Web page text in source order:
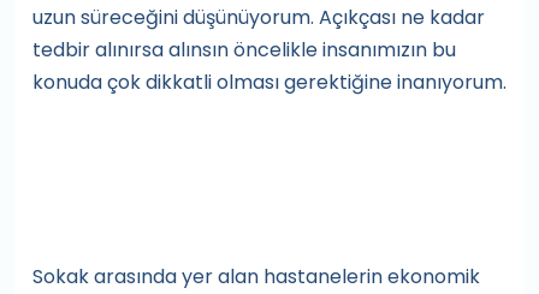
uzun süreceğini düşünüyorum. Açıkçası ne kadar
tedbir alınırsa alınsın öncelikle insanımızın bu
konuda çok dikkatli olması gerektiğine inanıyorum.
Sokak arasında yer alan hastanelerin ekonomik